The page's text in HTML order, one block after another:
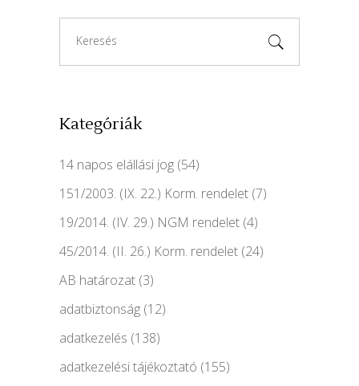
for:
Kategóriák
14 napos elállási jog (54)
151/2003. (IX. 22.) Korm. rendelet (7)
19/2014. (IV. 29.) NGM rendelet (4)
45/2014. (II. 26.) Korm. rendelet (24)
AB határozat (3)
adatbiztonság (12)
adatkezelés (138)
adatkezelési tájékoztató (155)